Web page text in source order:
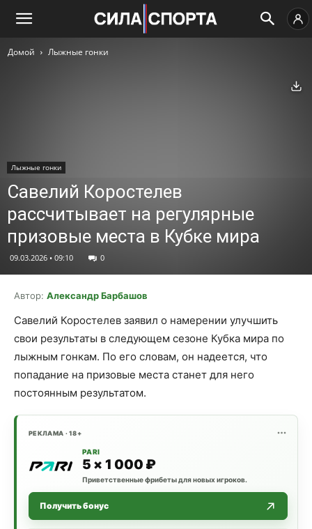
Домой Лыжные гонки
Лыжные гонки
Савелий Коростелев
рассчитывает на регулярные
призовые места в Кубке мира
09.03.2026 • 09:10 0
Автор: Александр Барбашов
Савелий Коростелев заявил о намерении улучшить
свои результаты в следующем сезоне Кубка мира по
лыжным гонкам. По его словам, он надеется, что
попадание на призовые места станет для него
постоянным результатом.
РЕКЛАМА · 18+
PARI
5 × 1 000 ₽
Приветственные фрибеты для новых игроков.
Получить бонус